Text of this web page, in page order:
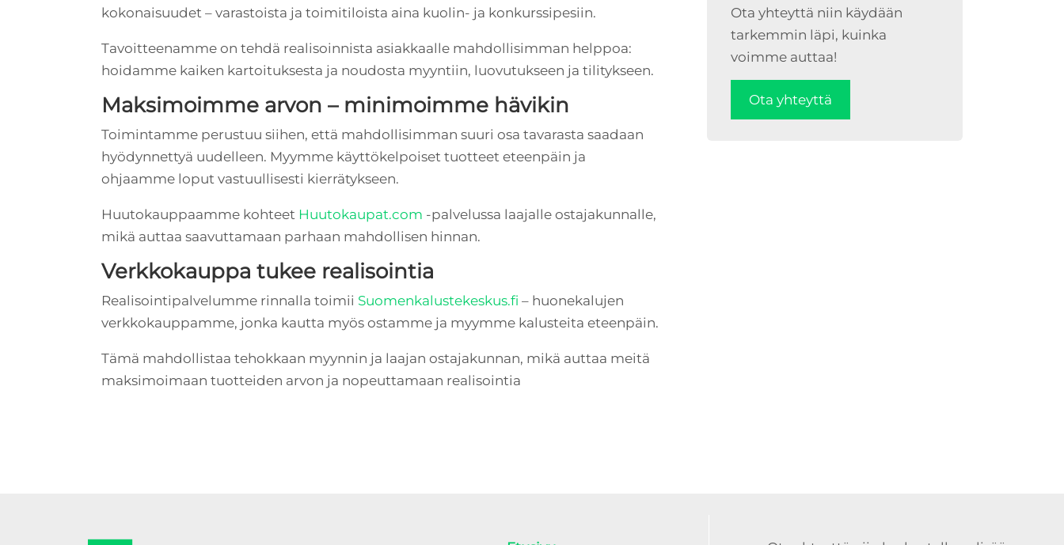
kokonaisuudet – varastoista ja toimitiloista aina kuolin- ja konkurssipesiin.
Tavoitteenamme on tehdä realisoinnista asiakkaalle mahdollisimman helppoa:
hoidamme kaiken kartoituksesta ja noudosta myyntiin, luovutukseen ja tilitykseen.
Maksimoimme arvon – minimoimme hävikin
Toimintamme perustuu siihen, että mahdollisimman suuri osa tavarasta saadaan
hyödynnettyä uudelleen. Myymme käyttökelpoiset tuotteet eteenpäin ja
ohjaamme loput vastuullisesti kierrätykseen.
Huutokauppaamme kohteet Huutokaupat.com -palvelussa laajalle ostajakunnalle,
mikä auttaa saavuttamaan parhaan mahdollisen hinnan.
Verkkokauppa tukee realisointia
Realisointipalvelumme rinnalla toimii Suomenkalustekeskus.fi – huonekalujen
verkkokauppamme, jonka kautta myös ostamme ja myymme kalusteita eteenpäin.
Tämä mahdollistaa tehokkaan myynnin ja laajan ostajakunnan, mikä auttaa meitä
maksimoimaan tuotteiden arvon ja nopeuttamaan realisointia
Ota yhteyttä niin käydään
tarkemmin läpi, kuinka
voimme auttaa!
Ota yhteyttä